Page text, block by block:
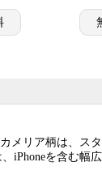
で
ース
マ
気・
防水
リア柄は、
を含む